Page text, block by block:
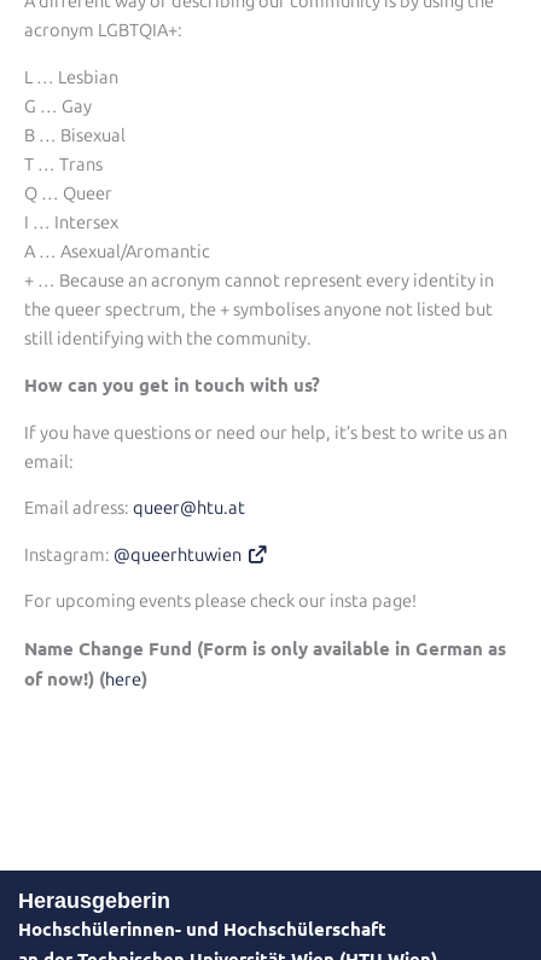
acronym LGBTQIA+:
L … Lesbian
G … Gay
B … Bisexual
T … Trans
Q … Queer
I … Intersex
A … Asexual/Aromantic
+ … Because an acronym cannot represent every identity in
the queer spectrum, the + symbolises anyone not listed but
still identifying with the community.
How can you get in touch with us?
If you have questions or need our help, it’s best to write us an
email:
Email adress: queer@htu.at
Instagram: @queerhtuwien
For upcoming events please check our insta page!
Name Change Fund (Form is only available in German as
of now!) (here)
Herausgeberin
Hochschülerinnen- und Hochschülerschaft